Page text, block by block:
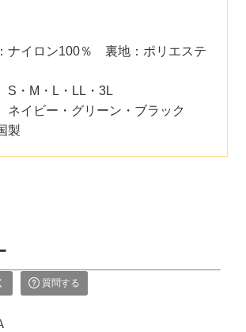
ナイロン100％ 裏地：ポリエステ
S・M・L・LL・3L
ネイビー・グリーン・ブラック
製
質問する